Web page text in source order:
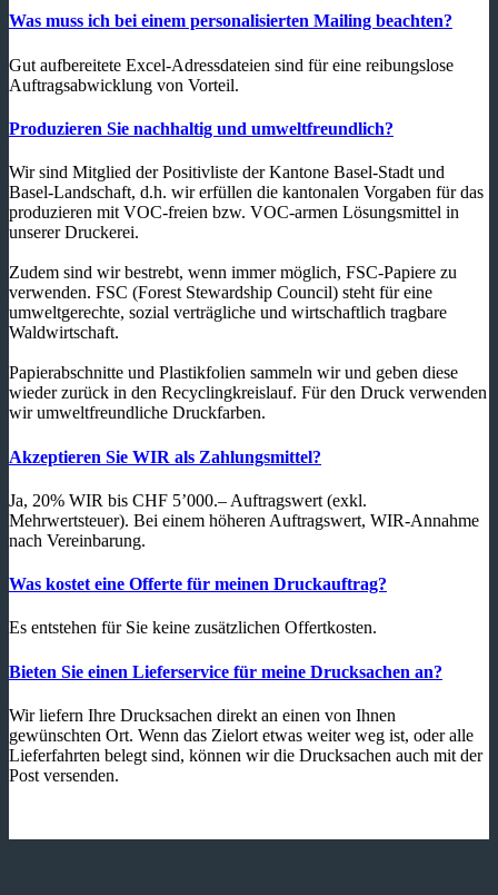
Was muss ich bei einem personalisierten Mailing beachten?
Gut aufbereitete Excel-Adressdateien sind für eine reibungslose
Auftragsabwicklung von Vorteil.
Produzieren Sie nachhaltig und umweltfreundlich?
Wir sind Mitglied der Positivliste der Kantone Basel-Stadt und
Basel-Landschaft, d.h. wir erfüllen die kantonalen Vorgaben für das
produzieren mit VOC-freien bzw. VOC-armen Lösungsmittel in
unserer Druckerei.
Zudem sind wir bestrebt, wenn immer möglich, FSC-Papiere zu
verwenden. FSC (Forest Stewardship Council) steht für eine
umweltgerechte, sozial verträgliche und wirtschaftlich tragbare
Waldwirtschaft.
Papierabschnitte und Plastikfolien sammeln wir und geben diese
wieder zurück in den Recyclingkreislauf. Für den Druck verwenden
wir umweltfreundliche Druckfarben.
Akzeptieren Sie WIR als Zahlungsmittel?
Ja, 20% WIR bis CHF 5’000.– Auftragswert (exkl.
Mehrwertsteuer). Bei einem höheren Auftragswert, WIR-Annahme
nach Vereinbarung.
Was kostet eine Offerte für meinen Druckauftrag?
Es entstehen für Sie keine zusätzlichen Offertkosten.
Bieten Sie einen Lieferservice für meine Drucksachen an?
Wir liefern Ihre Drucksachen direkt an einen von Ihnen
gewünschten Ort. Wenn das Zielort etwas weiter weg ist, oder alle
Lieferfahrten belegt sind, können wir die Drucksachen auch mit der
Post versenden.